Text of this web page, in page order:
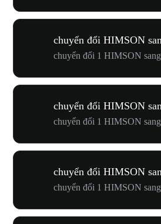
chuyển đổi HIMSON
chuyển đổi 1 HIMSON
chuyển đổi HIMSON
chuyển đổi 1 HIMSON
chuyển đổi HIMSON
chuyển đổi 1 HIMSON